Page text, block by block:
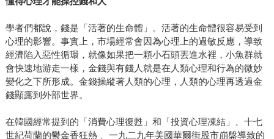
學者們都說，錢是「活著的生命體」。活著的生命體很容易受到
心理的影響。事實上，市場經常會因為心理上的過敏反應，導致
經濟陷入惡性循環，就像如果把一顆小石頭丟進水裡，小魚群就
會快速地游走一樣，金錢與有錢人就是在人類心理和行為的微妙
變化之下所形成。金錢操縱著人類的心理，人類的心理再透過金
錢顯露到外部世界。
在韓國經常提到的「消費心理復甦」和「投資心理凍結」、十七
世紀荷蘭的鬱金香狂熱 、一九二九年美國華爾街股市崩盤導致的